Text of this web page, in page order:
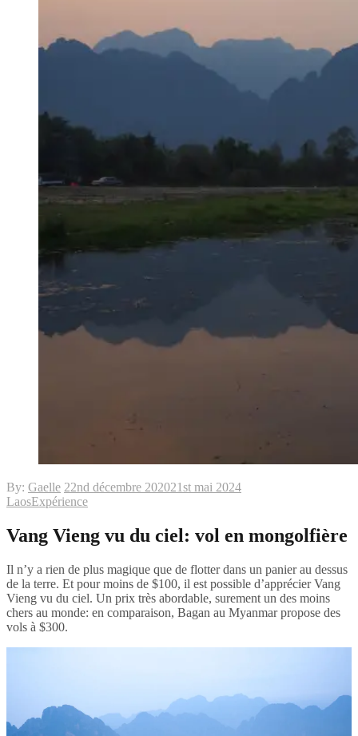
By: Gaelle 22nd décembre 202021st mai 2024
LaosExpérience
Vang Vieng vu du ciel: vol en mongolfière
Il n’y a rien de plus magique que de flotter dans un panier au dessus
de la terre. Et pour moins de $100, il est possible d’apprécier Vang
Vieng vu du ciel. Un prix très abordable, surement un des moins
chers au monde: en comparaison, Bagan au Myanmar propose des
vols à $300.